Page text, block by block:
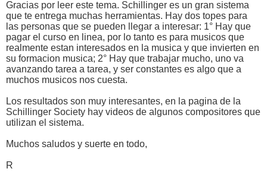
Gracias por leer este tema. Schillinger es un gran sistema
que te entrega muchas herramientas. Hay dos topes para
las personas que se pueden llegar a interesar: 1° Hay que
pagar el curso en linea, por lo tanto es para musicos que
realmente estan interesados en la musica y que invierten en
su formacion musica; 2° Hay que trabajar mucho, uno va
avanzando tarea a tarea, y ser constantes es algo que a
muchos musicos nos cuesta.
Los resultados son muy interesantes, en la pagina de la
Schillinger Society hay videos de algunos compositores que
utilizan el sistema.
Muchos saludos y suerte en todo,
R